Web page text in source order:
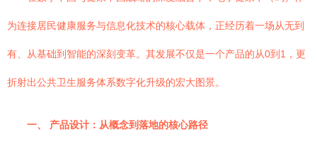
为连接居民健康服务与信息化技术的核心载体，正经历着一场从无到
有、从基础到智能的深刻变革。其发展不仅是一个产品的从0到1，更
折射出公共卫生服务体系数字化升级的宏大图景。
一、 产品设计：从概念到落地的核心路径